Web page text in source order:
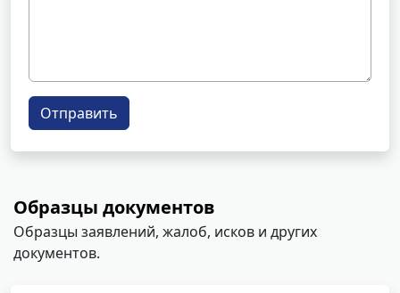
Отправить
Образцы документов
Образцы заявлений, жалоб, исков и других
документов.